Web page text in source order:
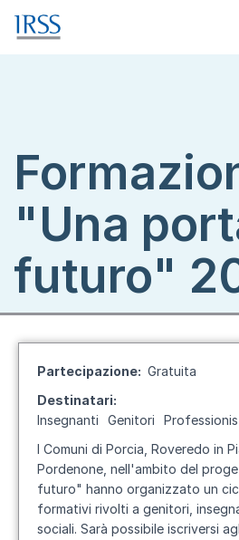
"Una
futuro"
Partecipazione
Gratuita
Destinatari
Insegnanti
Genitori
I Comuni di Porcia, Roveredo in
Pordenone, nell'ambito del
futuro" hanno organizzato un
formativi rivolti a genitori,
sociali. Sarà possibile iscriversi